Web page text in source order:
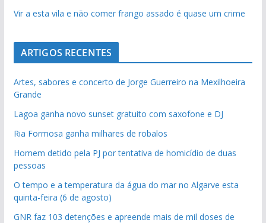
Vir a esta vila e não comer frango assado é quase um crime
ARTIGOS RECENTES
Artes, sabores e concerto de Jorge Guerreiro na Mexilhoeira
Grande
Lagoa ganha novo sunset gratuito com saxofone e DJ
Ria Formosa ganha milhares de robalos
Homem detido pela PJ por tentativa de homicídio de duas
pessoas
O tempo e a temperatura da água do mar no Algarve esta
quinta-feira (6 de agosto)
GNR faz 103 detenções e apreende mais de mil doses de